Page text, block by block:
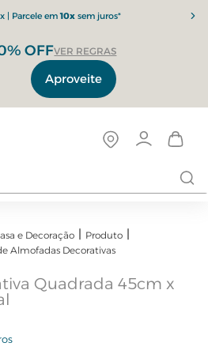
| Parcele em10xsem juros*
OFFVER REGRAS
Aproveite
e Decoração
Produto
Almofadas Decorativas
Quadrada 45cm x